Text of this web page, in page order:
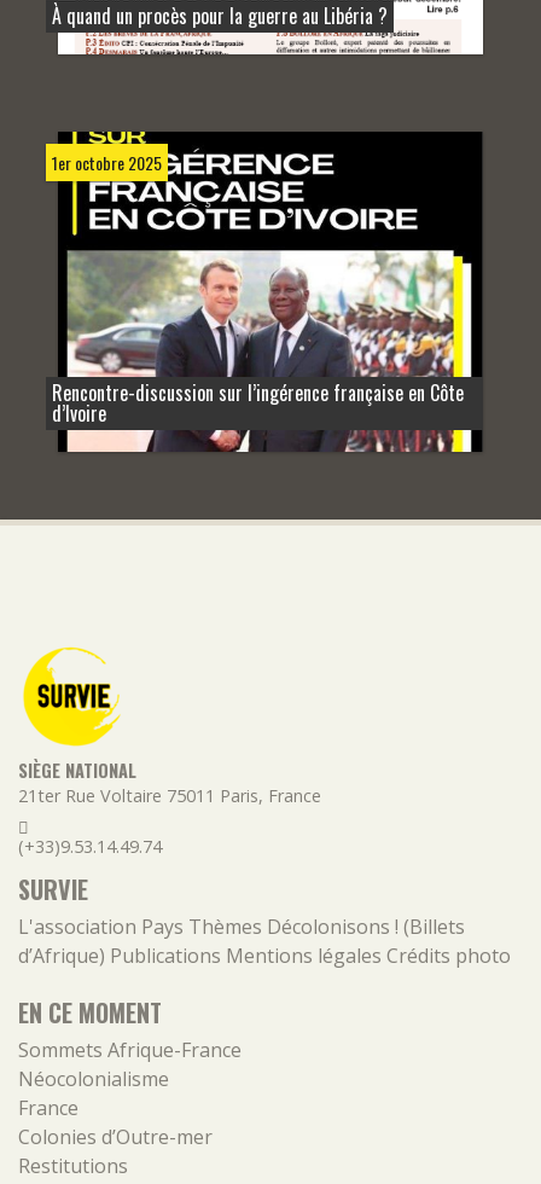
À quand un procès pour la guerre au Libéria ?
1er octobre 2025
Rencontre-discussion sur l’ingérence française en Côte
d’Ivoire
SIÈGE NATIONAL
21ter Rue Voltaire 75011 Paris, France
(+33)9.53.14.49.74
SURVIE
L'association Pays Thèmes Décolonisons ! (Billets
d’Afrique) Publications Mentions légales Crédits photo
EN CE MOMENT
Sommets Afrique-France
Néocolonialisme
France
Colonies d’Outre-mer
Restitutions